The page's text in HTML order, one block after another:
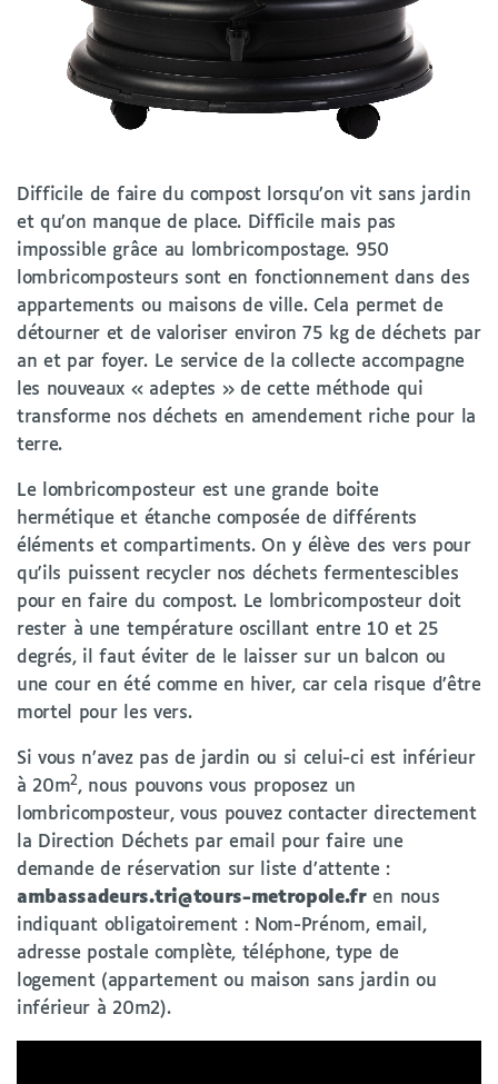
Difficile de faire du compost lorsqu’on vit sans jardin
et qu’on manque de place. Difficile mais pas
impossible grâce au lombricompostage. 950
lombricomposteurs sont en fonctionnement dans des
appartements ou maisons de ville. Cela permet de
détourner et de valoriser environ 75 kg de déchets par
an et par foyer. Le service de la collecte accompagne
les nouveaux « adeptes » de cette méthode qui
transforme nos déchets en amendement riche pour la
terre.
Le lombricomposteur est une grande boite
hermétique et étanche composée de différents
éléments et compartiments. On y élève des vers pour
qu'ils puissent recycler nos déchets fermentescibles
pour en faire du compost. Le lombricomposteur doit
rester à une température oscillant entre 10 et 25
degrés, il faut éviter de le laisser sur un balcon ou
une cour en été comme en hiver, car cela risque d’être
mortel pour les vers.
Si vous n’avez pas de jardin ou si celui-ci est inférieur
à 20m2, nous pouvons vous proposez un
lombricomposteur, vous pouvez contacter directement
la Direction Déchets par email pour faire une
demande de réservation sur liste d’attente :
ambassadeurs.tri@tours-metropole.fren nous
indiquant obligatoirement : Nom-Prénom, email,
adresse postale complète, téléphone, type de
logement (appartement ou maison sans jardin ou
inférieur à 20m2).